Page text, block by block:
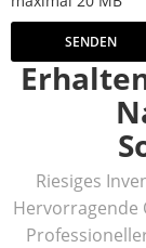
SENDEN
Riesiges
Hervorragende